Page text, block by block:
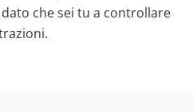
che sei tu a controllare